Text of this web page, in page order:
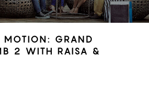
MOTION: GRAND
2 WITH RAISA &